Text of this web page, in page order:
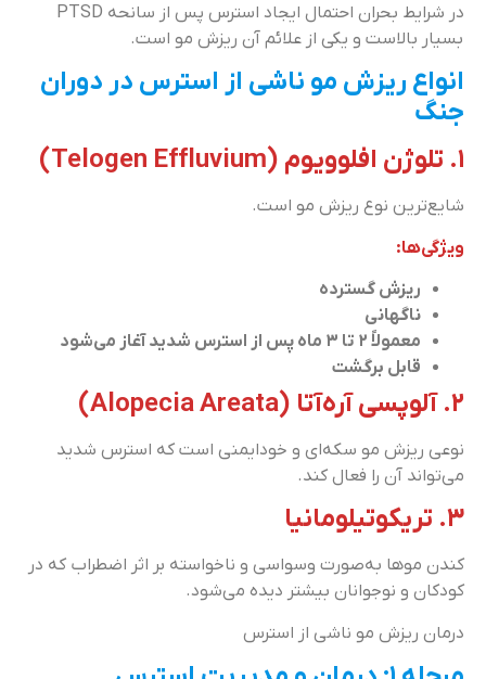
در شرایط بحران احتمال ایجاد استرس پس از سانحه PTSD
بسیار بالاست و یکی از علائم آن ریزش مو است.
انواع ریزش مو ناشی از استرس در دوران
جنگ
۱. تلوژن افلوویوم (Telogen Effluvium)
شایع‌ترین نوع ریزش مو است.
ویژگی‌ها:
ریزش گسترده
ناگهانی
معمولاً ۲ تا ۳ ماه پس از استرس شدید آغاز می‌شود
قابل برگشت
۲. آلوپسی آره‌آتا (Alopecia Areata)
نوعی ریزش مو سکه‌ای و خودایمنی است که استرس شدید
می‌تواند آن را فعال کند.
۳. تریکوتیلومانیا
کندن موها به‌صورت وسواسی و ناخواسته بر اثر اضطراب که در
کودکان و نوجوانان بیشتر دیده می‌شود.
درمان ریزش مو ناشی از استرس